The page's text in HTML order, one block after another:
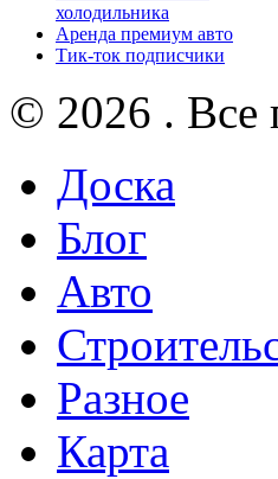
холодильника
Аренда премиум авто
Тик-ток подписчики
© 2026 . Все
Доска
Блог
Авто
Разное
Карта